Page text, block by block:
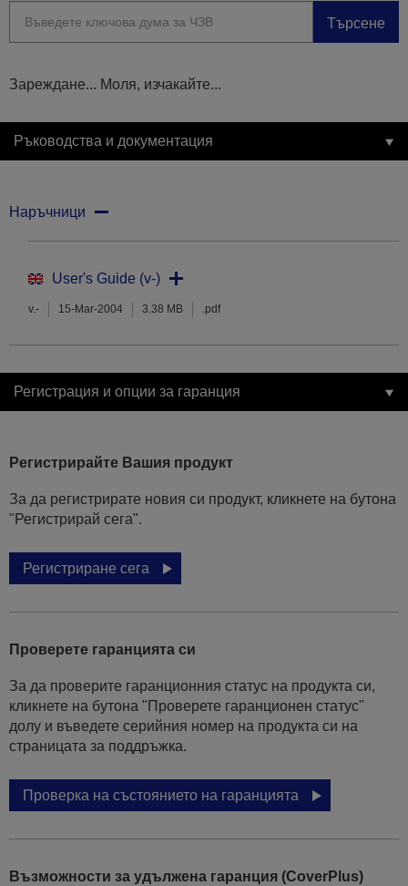
Търсене
Зареждане... Моля, изчакайте...
Ръководства и документация
Наръчници
User's Guide (v-)
v.- 15-Mar-2004 3.38 MB .pdf
Регистрация и опции за гаранция
Регистрирайте Вашия продукт
За да регистрирате новия си продукт, кликнете на бутона
"Регистрирай сега".
Регистриране сега
Проверете гаранцията си
За да проверите гаранционния статус на продукта си,
кликнете на бутона "Проверете гаранционен статус"
долу и въведете серийния номер на продукта си на
страницата за поддръжка.
Проверка на състоянието на гаранцията
Възможности за удължена гаранция (CoverPlus)